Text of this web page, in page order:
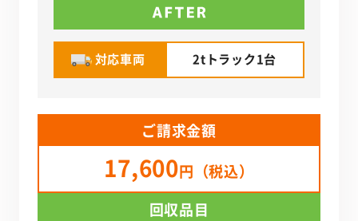
対応車両 2tトラック1台
ご請求金額
17,600円（税込）
回収品目